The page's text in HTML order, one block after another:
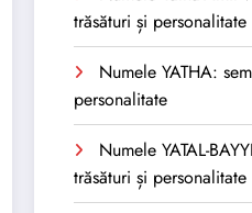
trăsături și personalitate
Numele YATHA:
personalitate
Numele YATAL-
trăsături și personalitate